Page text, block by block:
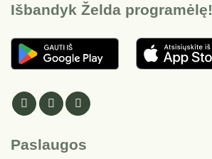
Išbandyk Želda programėlę!
Paslaugos